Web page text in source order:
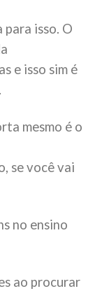
para isso. O
e isso sim é
mesmo é o
se você vai
no ensino
ao procurar